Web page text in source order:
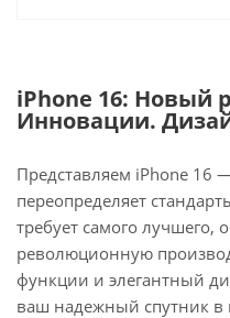
iPhone 16: Новый
Инновации.
Представляем iPhone 16
переопределяет
требует самого лучшего,
революционную
функции и элегантный
ваш надежный спутник в